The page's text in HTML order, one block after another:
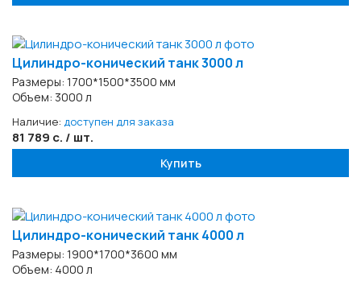
Цилиндро-конический танк 3000 л
Размеры: 1700*1500*3500 мм
Объем: 3000 л
Наличие: доступен для заказа
81 789 с. / шт.
Купить
Цилиндро-конический танк 4000 л
Размеры: 1900*1700*3600 мм
Объем: 4000 л